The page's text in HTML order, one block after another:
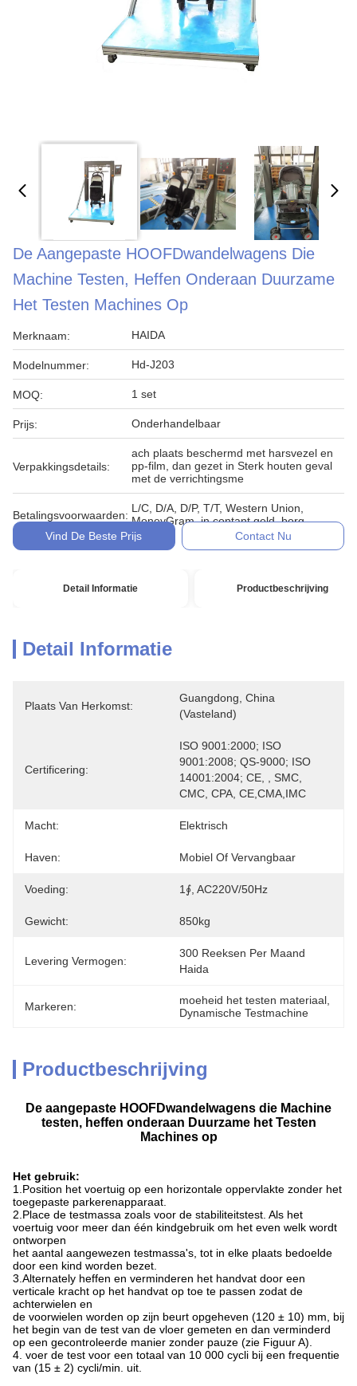
De Aangepaste HOOFDwandelwagens Die
Machine Testen, Heffen Onderaan Duurzame
Het Testen Machines Op
Merknaam: HAIDA
Modelnummer: Hd-J203
MOQ: 1 set
Prijs: Onderhandelbaar
Verpakkingsdetails:
ach plaats beschermd met harsvezel en
pp-film, dan gezet in Sterk houten geval
met de verrichtingsme
Betalingsvoorwaarden:
L/C, D/A, D/P, T/T, Western Union,
MoneyGram, in contant geld, borg
Vind De Beste Prijs
Contact Nu
Detail Informatie Productbeschrijving
Detail Informatie
Plaats Van Herkomst:
Guangdong, China
(vasteland)
Certificering:
ISO 9001:2000; ISO
9001:2008; QS-9000; ISO
14001:2004; CE, , SMC,
CMC, CPA, CE,CMA,IMC
Macht: Elektrisch
Haven: Mobiel Of Vervangbaar
Voeding: 1∮, AC220V/50Hz
Gewicht: 850kg
Levering Vermogen:
300 Reeksen Per Maand
Haida
Markeren: moeheid het testen materiaal
Dynamische Testmachine
Productbeschrijving
De aangepaste HOOFDwandelwagens die Machine
testen, heffen onderaan Duurzame het Testen
Machines op
Het gebruik:
1.Position het voertuig op een horizontale oppervlakte zonder het
toegepaste parkerenapparaat.
2.Place de testmassa zoals voor de stabiliteitstest. Als het
voertuig voor meer dan één kindgebruik om het even welk wordt
ontworpen
het aantal aangewezen testmassa's, tot in elke plaats bedoelde
door een kind worden bezet.
3.Alternately heffen en verminderen het handvat door een
verticale kracht op het handvat op toe te passen zodat de
achterwielen en
de voorwielen worden op zijn beurt opgeheven (120 ± 10) mm, bij
het begin van de test van de vloer gemeten en dan verminderd
op een gecontroleerde manier zonder pauze (zie Figuur A).
4. voer de test voor een totaal van 10 000 cycli bij een frequentie
van (15 ± 2) cycli/min. uit.